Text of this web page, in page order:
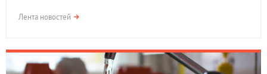
Лента новостей